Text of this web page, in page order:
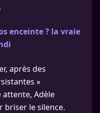
enceinte ? la vraie
après des
»
Adèle
briser le silence.